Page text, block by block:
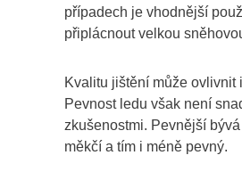
případech je vhodnější
připlácnout velkou
Kvalitu jištění může ovlivnit
Pevnost ledu však není
zkušenostmi. Pevnější
měkčí a tím i méně pevný.